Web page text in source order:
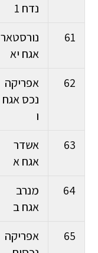
נדח 1
61
נורסטאר
אגח יא
62
אפריקה
נכס אגח
ו
63
אשדר
אגח א
64
מנרב
אגח ב
65
אפריקה